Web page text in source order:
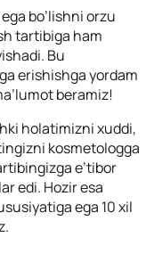
bo’lishni orzu
tartibiga ham
Bu
erishishga yordam
beramiz!
holatimizni xuddi,
kosmetologga
e’tibor
edi. Hozir esa
ega 10 xil